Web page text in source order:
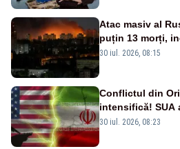
Atac masiv al
puțin 13 morți,
ridicat avioanele
30 iul. 2026, 08:15
Conflictul din
intensifică! SUA
militare din Iran
30 iul. 2026, 08:23